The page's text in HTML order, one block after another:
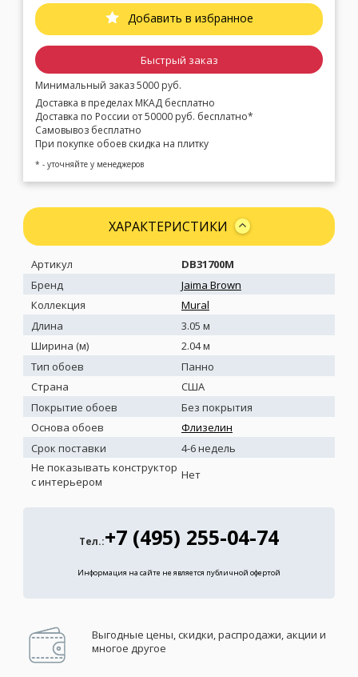
Добавить в избранное
Быстрый заказ
Минимальный заказ 5000 руб.
Доставка в пределах МКАД бесплатно
Доставка по России от 50000 руб. бесплатно*
Самовывоз бесплатно
При покупке обоев скидка на плитку
* - уточняйте у менеджеров
ХАРАКТЕРИСТИКИ
Артикул
DB31700M
Бренд
Jaima Brown
Коллекция
Mural
Длина
3.05 м
Ширина (м)
2.04 м
Тип обоев
Панно
Страна
США
Покрытие обоев
Без покрытия
Основа обоев
Флизелин
Срок поставки
4-6 недель
Не показывать конструктор
с интерьером
Нет
Тел.:+7 (495) 255-04-74
Информация на сайте не является публичной офертой
Выгодные цены, скидки, распродажи, акции и
многое другое